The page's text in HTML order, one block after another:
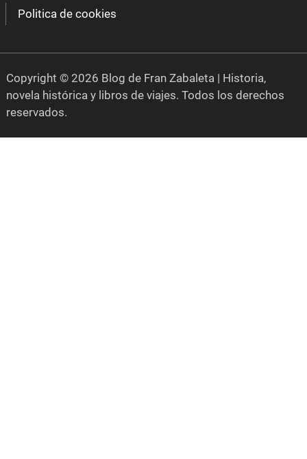
Politica de cookies
Copyright © 2026 Blog de Fran Zabaleta | Historia,
novela histórica y libros de viajes. Todos los derechos
reservados.